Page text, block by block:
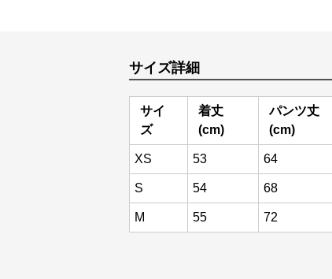
サイズ詳細
サイ
ズ
着丈
(cm)
パンツ丈
(cm)
XS 53 64
S 54 68
M 55 72